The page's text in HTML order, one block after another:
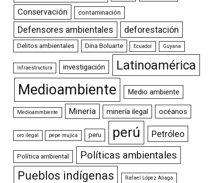
Conservación contaminación
Defensores ambientales deforestación
Delitos ambientales Dina Boluarte Ecuador Guyana
Infraestructura investigación Latinoamérica
Medioambiente Medio ambiente
Medioammbiente Minería minería ilegal océanos
oro ilegal pepe mujica peru perú Petróleo
Política ambiental Políticas ambientales
Pueblos indígenas Rafael López Aliaga